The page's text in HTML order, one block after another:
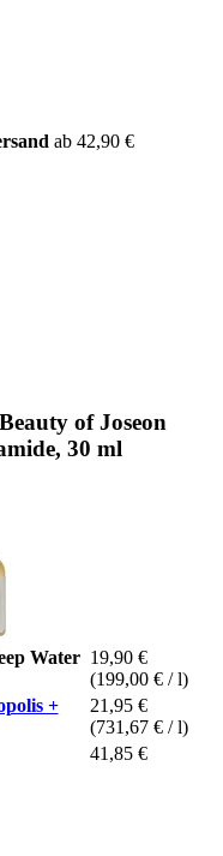
ab 42,90 €
of Joseon
30 ml
Water 19,90 €
(199,00 € / l)
+
21,95 €
(731,67 € / l)
41,85 €